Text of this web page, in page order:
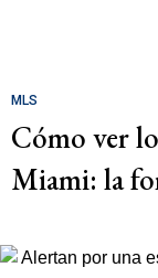
MLS
Cómo ver
Miami: la